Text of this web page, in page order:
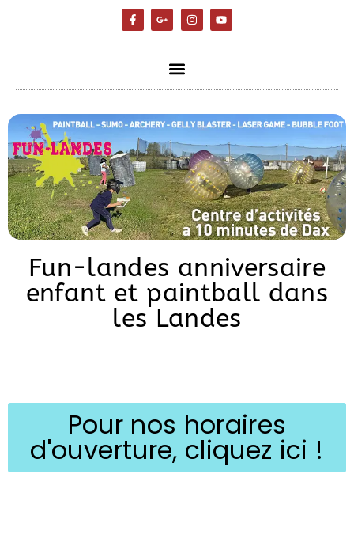
Fun-landes anniversaire
enfant et paintball dans
les Landes
Pour nos horaires
d'ouverture, cliquez ici !